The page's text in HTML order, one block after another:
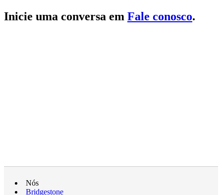
Inicie uma conversa em Fale conosco.
Nós
Bridgestone